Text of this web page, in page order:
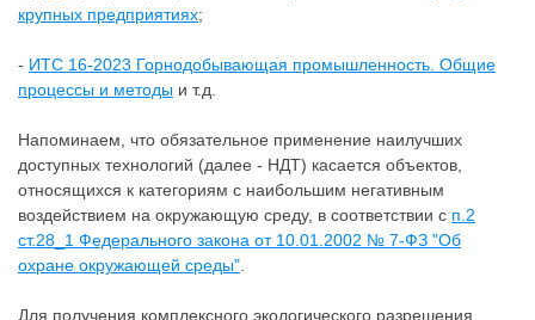
крупных предприятиях;
- ИТС 16-2023 Горнодобывающая промышленность. Общие
процессы и методы и т.д.
Напоминаем, что обязательное применение наилучших
доступных технологий (далее - НДТ) касается объектов,
относящихся к категориям с наибольшим негативным
воздействием на окружающую среду, в соответствии с п.2
ст.28_1 Федерального закона от 10.01.2002 № 7-ФЗ "Об
охране окружающей среды"
Для получения комплексного экологического разрешения